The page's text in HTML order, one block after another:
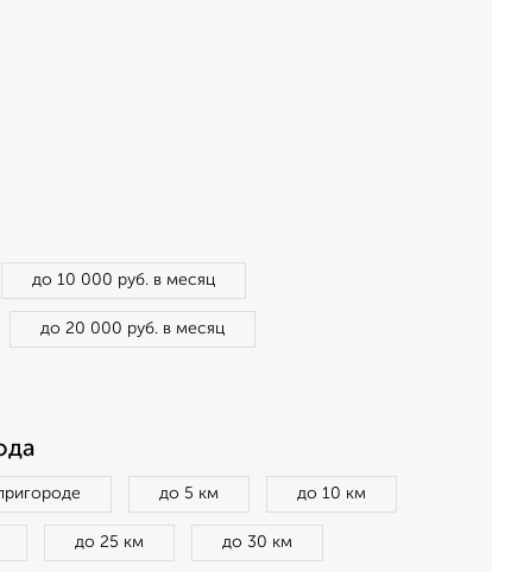
до 10 000 руб. в месяц
до 20 000 руб. в месяц
до 5 км до 10 км
до 25 км до 30 км